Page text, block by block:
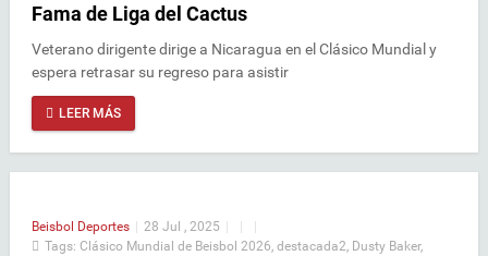
Fama de Liga del Cactus
Veterano dirigente dirige a Nicaragua en el Clásico Mundial y
espera retrasar su regreso para asistir
LEER MÁS
Beisbol Deportes | 28 Jul , 2025 | |
|
Tags: Clásico Mundial de Beisbol 2026 destacada2 Dusty Baker,